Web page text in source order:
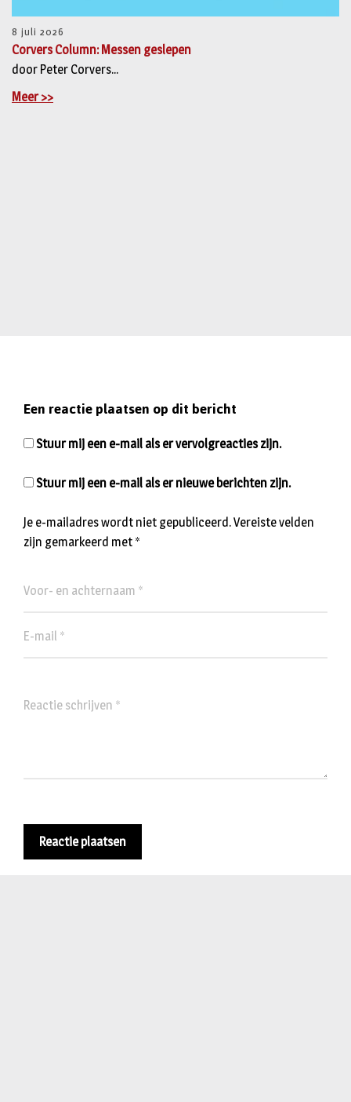
8 juli 2026
Corvers Column: Messen geslepen
door Peter Corvers...
Meer >>
Een reactie plaatsen op dit bericht
Je e-mailadres wordt niet gepubliceerd.Vereiste velden
zijn gemarkeerd met *
Stuur mij een e-mail als er vervolgreacties zijn.
Stuur mij een e-mail als er nieuwe berichten zijn.